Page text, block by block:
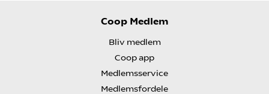
Coop Medlem
Bliv medlem
Coop app
Medlemsservice
Medlemsfordele